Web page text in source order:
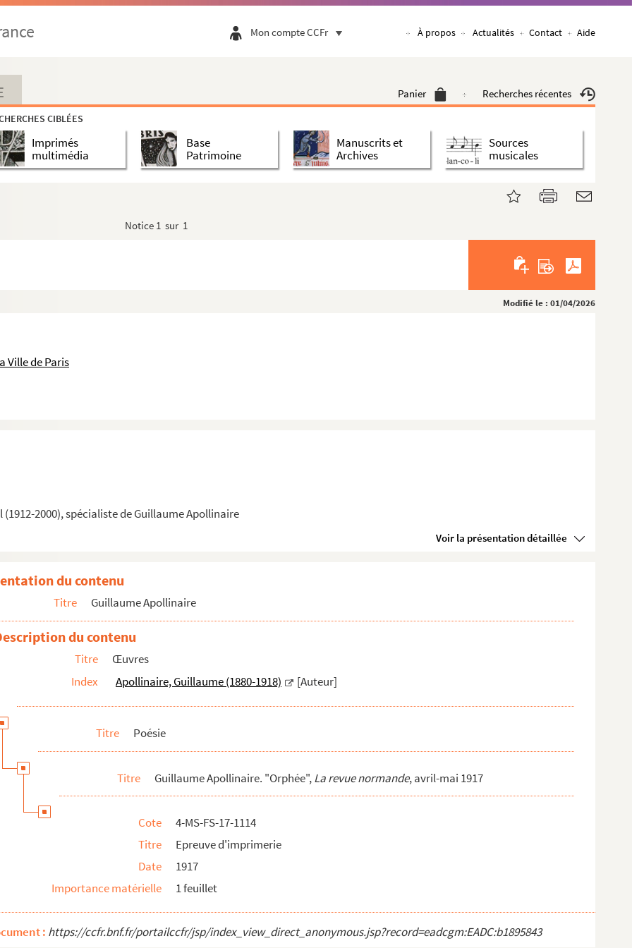
Mon compte CCFr À propos Actualités Contact Aide
Panier Recherches récentes
CIBLÉES
Imprimés
multimédia
Base
Patrimoine
Manuscrits et
Archives
Sources
musicales
Notice 1 sur 1
Modifié le : 01/04/2026
Ville de Paris
2000), spécialiste de Guillaume Apollinaire
Voir la présentation détaillée
La phalange, 15 mars 1908
: poème à Jeanne-Yves Blanc (1915)
les oreilles : calligramme en forme de casque
, avril-mai 1917
guerre et d'amour",
La grande Revue , n° 11, novembre 1917
calligramme,
, Paris, Georges Blaizot, 1949
mélancolique
du contenu
Titre Guillaume Apollinaire
du contenu
Titre
Œuvres
Index
Apollinaire, Guillaume (1880-1918) [Auteur]
Titre Poésie
Titre Guillaume Apollinaire. "Orphée",La revue normande, avril-mai 1917
Cote
4-MS-FS-17-1114
Titre
Epreuve d'imprimerie
Date
1917
Importance matérielle
1 feuillet
: https://ccfr.bnf.fr/portailccfr/jsp/index_view_direct_anonymous.jsp?record=eadcgm:EADC:b1895843